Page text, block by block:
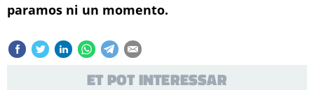
paramos ni un momento.
ET POT INTERESSAR